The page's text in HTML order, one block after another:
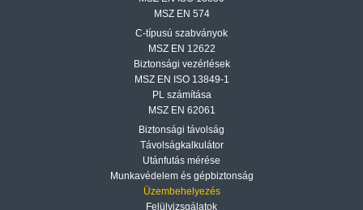
MSZ EN 574
C-típusú szabványok
MSZ EN 12622
Biztonsági vezérlések
MSZ EN ISO 13849-1
PL számítása
MSZ EN 62061
Biztonsági távolság
Távolságkalkulátor
Utánfutás mérése
Munkavédelem és gépbiztonság
Üzembehelyezés
Felülvizsgálatok